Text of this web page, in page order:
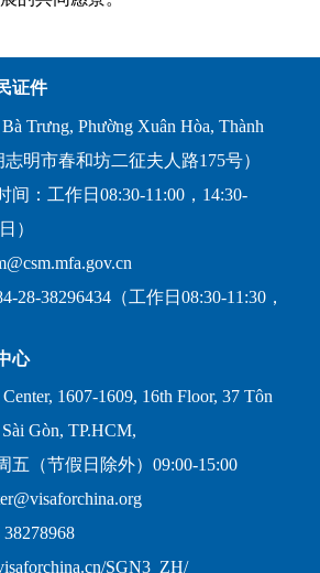
证件
Trưng, Phường Xuân Hòa, Thành
明市春和坊二征夫人路175号）
：工作日08:30-11:00，14:30-
）
28-38296434（工作日08:30-11:30，
心
1607-1609, 16th Floor, 37 Tôn
Gòn, TP.HCM,
五（节假日除外）09:00-15:00
SGN3_ZH/